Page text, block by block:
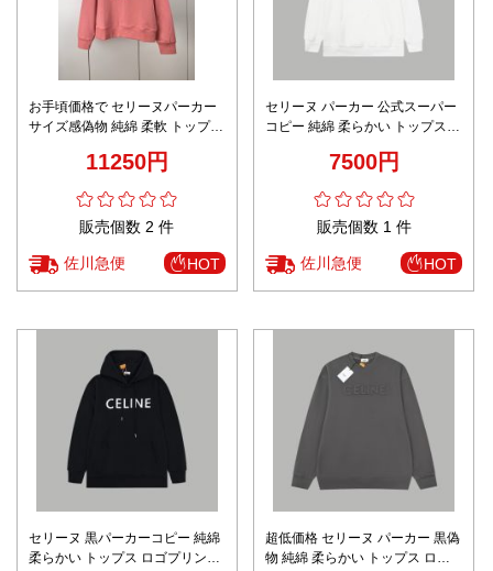
お手頃価格で セリーヌパーカー
サイズ感偽物 純綿 柔軟 トップス
11250円
販売個数 2 件
佐川急便 HOT
セリーヌ パーカー 公式スーパー
コピー 純綿 柔らかい トップス
7500円
販売個数 1 件
佐川急便 HOT
セリーヌ 黒パーカーコピー 純綿
柔らかい トップス ロゴプリント
超低価格 セリーヌ パーカー 黒偽
物 純綿 柔らかい トップス ロゴ